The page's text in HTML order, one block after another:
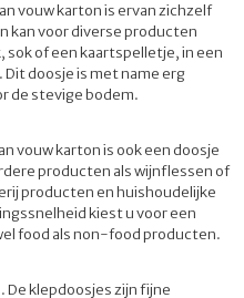
vouw karton is ervan zichzelf
kan voor diverse producten
sok of een kaartspelletje, in een
doosje is met name erg
de stevige bodem.
vouw karton is ook een doosje
producten als wijnflessen of
producten en huishoudelijke
kiest u voor een
food als non-food producten.
De klepdoosjes zijn fijne